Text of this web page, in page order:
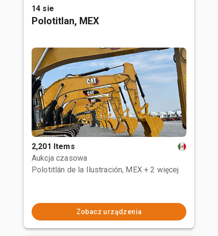
14 sie
Polotitlan, MEX
2,201 Items
Aukcja czasowa
Polotitlán de la Ilustración, MEX + 2 więcej
Zobacz urządzenia